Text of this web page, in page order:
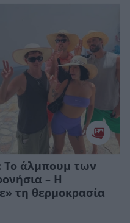
Το άλμπουμ των
– Η
τη θερμοκρασία